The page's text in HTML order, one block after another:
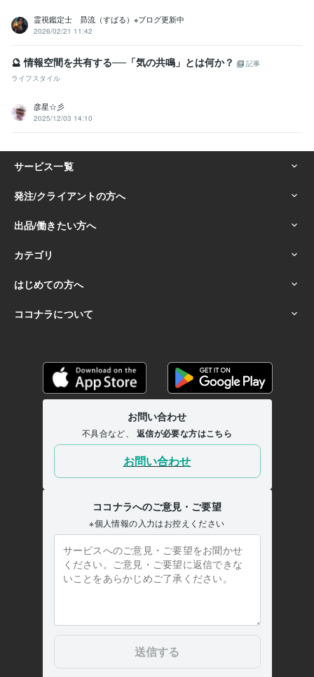
霊視鑑定士 昴流（すばる）※ブログ更新中
2026/02/21 11:42
🔮 情報空間を共有する──「気の共鳴」とは何か？
記事
ライフスタイル
彦星☆彡
2025/12/03 14:10